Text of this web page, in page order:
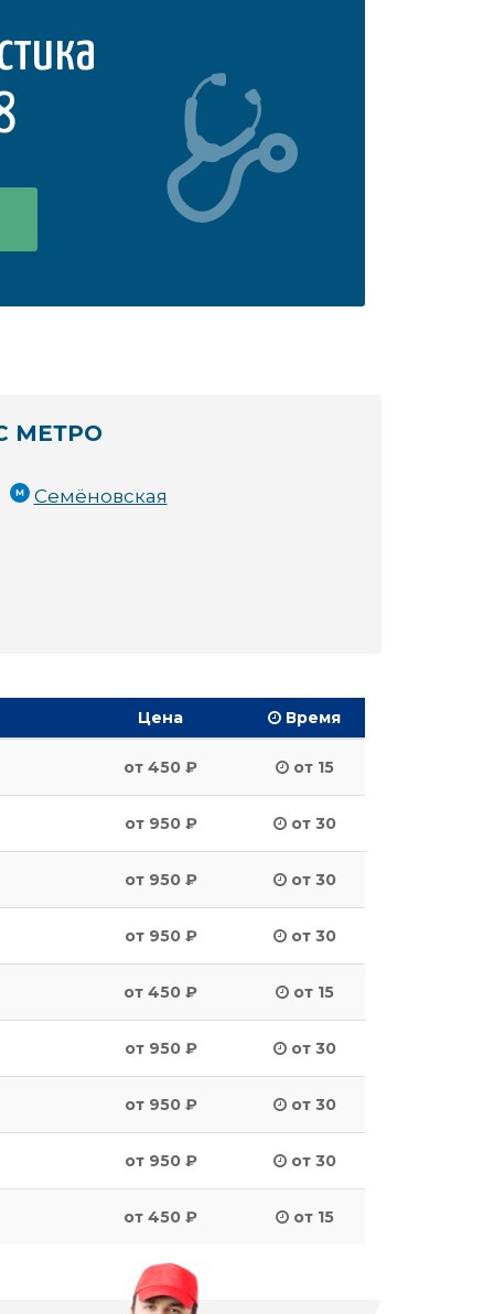
МЕТРО
Семёновская
Цена Время
от 450 ₽ от 15
от 950 ₽ от 30
от 950 ₽ от 30
от 950 ₽ от 30
от 450 ₽ от 15
от 950 ₽ от 30
от 950 ₽ от 30
от 950 ₽ от 30
от 450 ₽ от 15